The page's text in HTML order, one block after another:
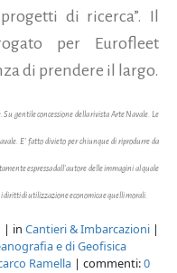
di ricerca”. Il
per Eurofleet
di prendere il largo.
gentile concessione della rivista Arte Navale. Le
E' fatto divieto per chiunque di riprodurre da
espressa dall'autore delle immagini al quale
diritti di utilizzazione economica e quelli morali.
| in Cantieri & Imbarcazioni |
e di Geofisica
Ramella | commenti:0